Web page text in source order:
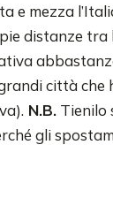
e mezza
distanze tra
città che
N.B. Tienilo
gli